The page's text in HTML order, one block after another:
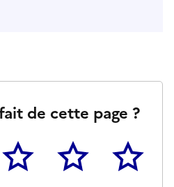
de cette page ?
3 4 5